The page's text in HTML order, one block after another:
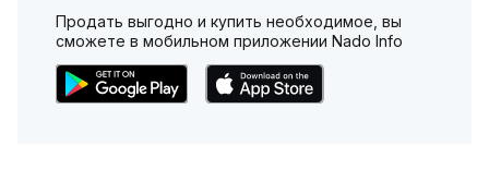
Продать выгодно и купить необходимое, вы
сможете в мобильном приложении Nado Info